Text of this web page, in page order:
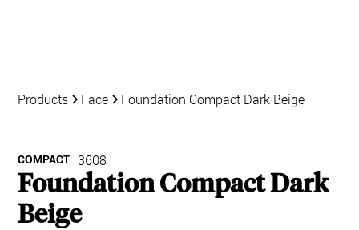
Products Face Foundation Compact Dark Beige
COMPACT 3608
Foundation Compact Dark
Beige